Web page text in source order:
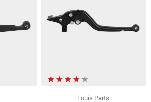
Louis Parts